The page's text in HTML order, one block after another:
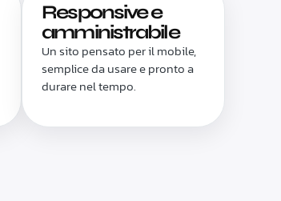
Responsive e
amministrabile
Un sito pensato per il mobile,
semplice da usare e pronto a
durare nel tempo.